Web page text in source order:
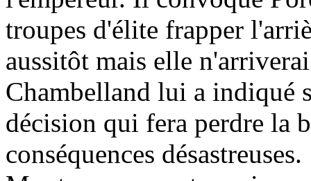
troupes d'élite frapper
aussitôt mais elle
Chambelland lui a indiqué
décision qui fera perdre la
conséquences désastreuses.